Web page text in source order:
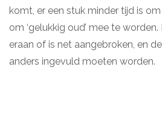
komt, er een stuk minder tijd is
om ‘gelukkig oud’ mee te
eraan of is net aangebroken, en
anders ingevuld moeten worden.